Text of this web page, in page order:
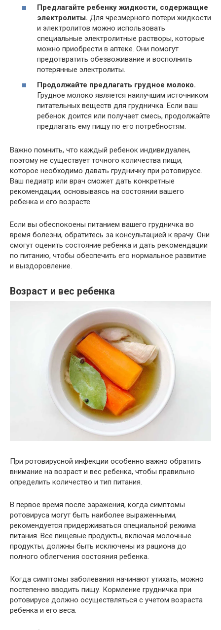
Предлагайте ребенку жидкости, содержащие
электролиты. Для чрезмерного потери жидкости
и электролитов можно использовать
специальные электролитные растворы, которые
можно приобрести в аптеке. Они помогут
предотвратить обезвоживание и восполнить
потерянные электролиты.
Продолжайте предлагать грудное молоко.
Грудное молоко является наилучшим источником
питательных веществ для грудничка. Если ваш
ребенок доится или получает смесь, продолжайте
предлагать ему пищу по его потребностям.
Важно помнить, что каждый ребенок индивидуален,
поэтому не существует точного количества пищи,
которое необходимо давать грудничку при ротовирусе.
Ваш педиатр или врач сможет дать конкретные
рекомендации, основываясь на состоянии вашего
ребенка и его возрасте.
Если вы обеспокоены питанием вашего грудничка во
время болезни, обратитесь за консультацией к врачу. Они
смогут оценить состояние ребенка и дать рекомендации
по питанию, чтобы обеспечить его нормальное развитие
и выздоровление.
Возраст и вес ребенка
При ротовирусной инфекции особенно важно обратить
внимание на возраст и вес ребенка, чтобы правильно
определить количество и тип питания.
В первое время после заражения, когда симптомы
ротовируса могут быть наиболее выраженными,
рекомендуется придерживаться специальной режима
питания. Все пищевые продукты, включая молочные
продукты, должны быть исключены из рациона до
полного облегчения состояния ребенка.
Когда симптомы заболевания начинают утихать, можно
постепенно вводить пищу. Кормление грудничка при
ротовирусе должно осуществляться с учетом возраста
ребенка и его веса.